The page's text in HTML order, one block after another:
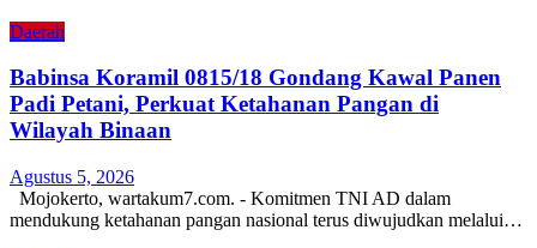
Daerah
Babinsa Koramil 0815/18 Gondang Kawal Panen
Padi Petani, Perkuat Ketahanan Pangan di
Wilayah Binaan
Agustus 5, 2026
Mojokerto, wartakum7.com. - Komitmen TNI AD dalam
mendukung ketahanan pangan nasional terus diwujudkan melalui…